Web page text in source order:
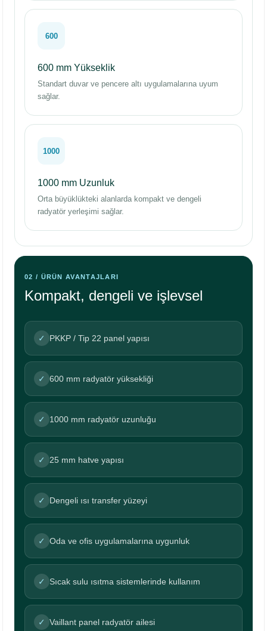
600
600 mm Yükseklik
Standart duvar ve pencere altı uygulamalarına uyum
sağlar.
1000
1000 mm Uzunluk
Orta büyüklükteki alanlarda kompakt ve dengeli
radyatör yerleşimi sağlar.
02 / ÜRÜN AVANTAJLARI
Kompakt, dengeli ve işlevsel
✓ PKKP / Tip 22 panel yapısı
✓ 600 mm radyatör yüksekliği
✓ 1000 mm radyatör uzunluğu
✓ 25 mm hatve yapısı
✓ Dengeli ısı transfer yüzeyi
✓ Oda ve ofis uygulamalarına uygunluk
✓ Sıcak sulu ısıtma sistemlerinde kullanım
✓ Vaillant panel radyatör ailesi